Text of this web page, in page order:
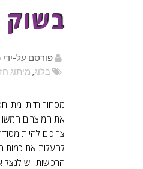
בשוק
פורסם על-ידי
בלוג, מיתוג
מסחור חזותי
את המוצרים
צריכים להיות
להעלות את כמות
הרכישות, יש